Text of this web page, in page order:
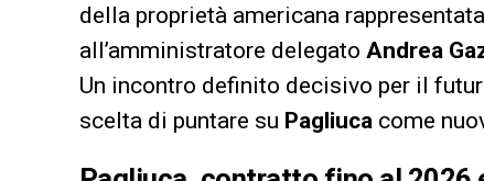
della proprietà americana
all’amministratore delegato Andrea
Un incontro definito decisivo per il
scelta di puntare su Pagliuca come